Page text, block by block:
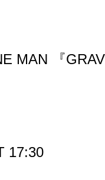
MAN 『
17:30